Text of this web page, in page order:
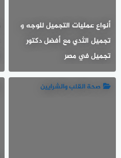
أنواع عمليات التجميل للوجه و
تجميل الثدي مع أفضل دكتور
تجميل في مصر
صحة القلب والشرايين